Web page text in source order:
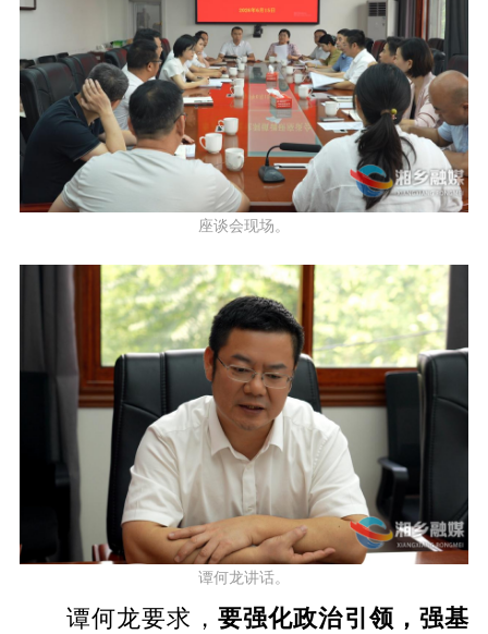
座谈会现场。
谭何龙讲话。
谭何龙要求， 要强化政治引领，强基